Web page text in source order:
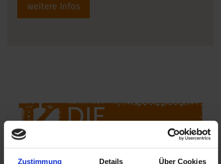
Zustimmung Details Über Cookies
weitere Infos